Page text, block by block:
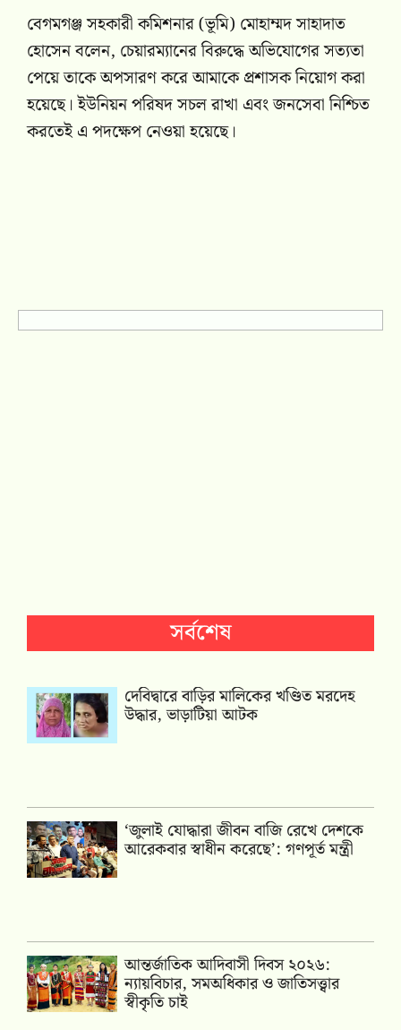
বেগমগঞ্জ সহকারী কমিশনার (ভূমি) মোহাম্মদ সাহাদাত
হোসেন বলেন, চেয়ারম্যানের বিরুদ্ধে অভিযোগের সত্যতা
পেয়ে তাকে অপসারণ করে আমাকে প্রশাসক নিয়োগ করা
হয়েছে। ইউনিয়ন পরিষদ সচল রাখা এবং জনসেবা নিশ্চিত
করতেই এ পদক্ষেপ নেওয়া হয়েছে।
সর্বশেষ
দেবিদ্বারে বাড়ির মালিকের খণ্ডিত মরদেহ
উদ্ধার, ভাড়াটিয়া আটক
‘জুলাই যোদ্ধারা জীবন বাজি রেখে দেশকে
আরেকবার স্বাধীন করেছে’: গণপূর্ত মন্ত্রী
আন্তর্জাতিক আদিবাসী দিবস ২০২৬:
ন্যায়বিচার, সমঅধিকার ও জাতিসত্ত্বার
স্বীকৃতি চাই